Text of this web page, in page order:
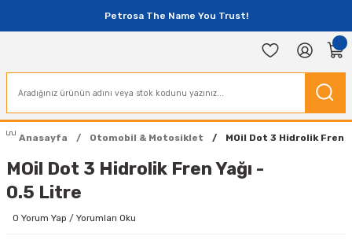
Petrosa The Name You Trust!
Anasayfa Otomobil & Motosiklet MOil Dot 3 Hidrolik Fren
MOil Dot 3 Hidrolik Fren Yağı -
0.5 Litre
0 Yorum Yap / Yorumları Oku